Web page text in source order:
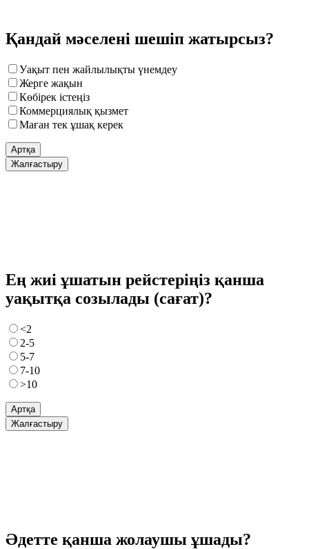
Қандай мәселені шешіп жатырсыз?
Уақыт пен жайлылықты үнемдеу
Жерге жақын
Көбірек істеңіз
Коммерциялық қызмет
Маған тек ұшақ керек
Артқа
Жалғастыру
Ең жиі ұшатын рейстеріңіз қанша
уақытқа созылады (сағат)?
<2
2-5
5-7
7-10
>10
Артқа
Жалғастыру
Әдетте қанша жолаушы ұшады?